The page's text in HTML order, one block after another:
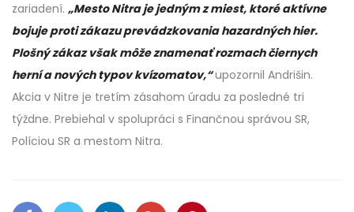
zariadení. „Mesto Nitra je jedným z miest, ktoré aktívne
bojuje proti zákazu prevádzkovania hazardných hier.
Plošný zákaz však môže znamenať rozmach čiernych
herní a nových typov kvízomatov,“upozornil Andrišin.
Akcia v Nitre je tretím zásahom úradu za posledné tri
týždne. Prebiehal v spolupráci s Finančnou správou SR,
Políciou SR a mestom Nitra.